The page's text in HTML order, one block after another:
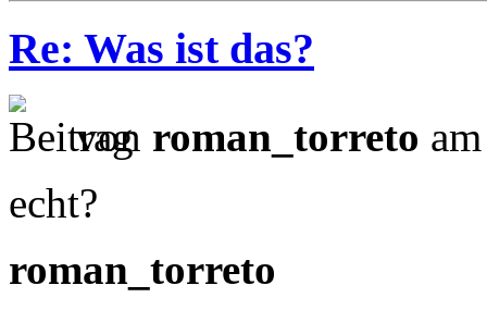
Re: Was ist das?
von roman_torreto
echt?
roman_torreto